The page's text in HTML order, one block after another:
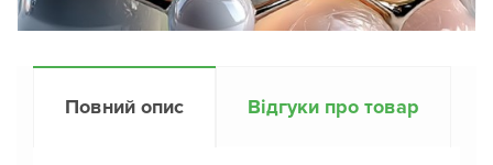
Повний опис Відгуки про товар